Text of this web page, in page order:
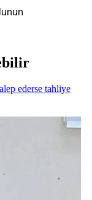
ederse tahliye